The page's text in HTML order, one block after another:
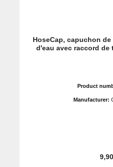
HoseCap, capuchon
d'eau avec raccord de
Product
Manufacturer:
Prix